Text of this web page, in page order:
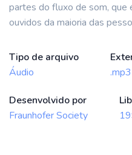
partes do fluxo de som, que
ouvidos da maioria das
Tipo de arquivo
Áudio
.mp3
Desenvolvido por
Fraunhofer Society